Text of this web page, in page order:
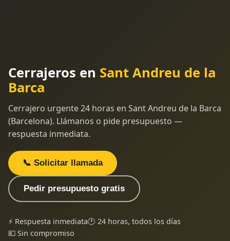
Cerrajeros en Sant Andreu de la
Barca
Cerrajero urgente 24 horas en Sant Andreu de la Barca
(Barcelona). Llámanos o pide presupuesto —
respuesta inmediata.
📞 Solicitar llamada
Pedir presupuesto gratis
⚡ Respuesta inmediata🕐 24 horas, todos los días
💶 Sin compromiso